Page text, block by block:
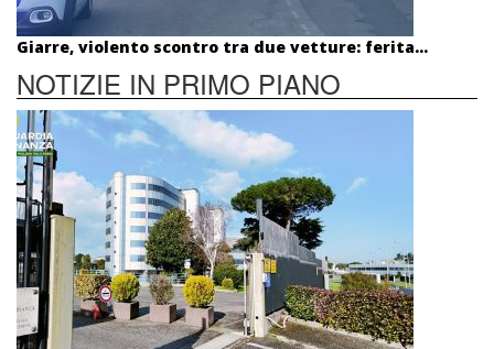
Giarre, violento scontro tra due vetture: ferita...
NOTIZIE IN PRIMO PIANO